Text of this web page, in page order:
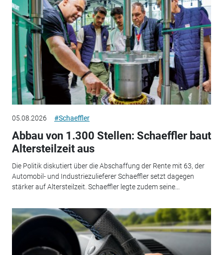
05.08.2026 #Schaeffler
Abbau von 1.300 Stellen: Schaeffler baut
Altersteilzeit aus
Die Politik diskutiert über die Abschaffung der Rente mit 63, der
Automobil- und Industriezulieferer Schaeffler setzt dagegen
stärker auf Altersteilzeit. Schaeffler legte zudem seine...